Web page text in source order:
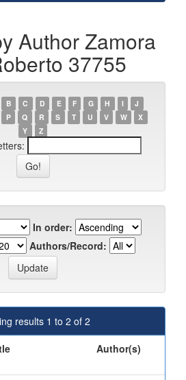
Author Zamora
37755
B C D E F G H I
J
P Q R S T U V W
X
Y
Z
In order:
Authors/Record:
results 1 to 2 of 2
Author(s)